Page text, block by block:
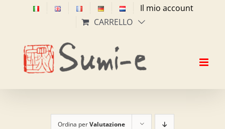
Il mio account
CARRELLO
Ordina perValutazione